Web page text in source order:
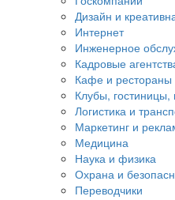
Дизайн и
Интернет
Инженерное
Кадровые
Кафе и рестораны
Клубы, гостиницы,
Логистика и
Маркетинг и
Медицина
Наука и физика
Охрана и
Переводчики